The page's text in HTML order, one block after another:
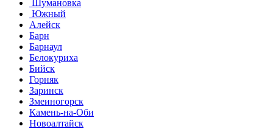
Шумановка
Южный
Алейск
Барн
Барнаул
Белокуриха
Бийск
Горняк
Заринск
Змеиногорск
Камень-на-Оби
Новоалтайск